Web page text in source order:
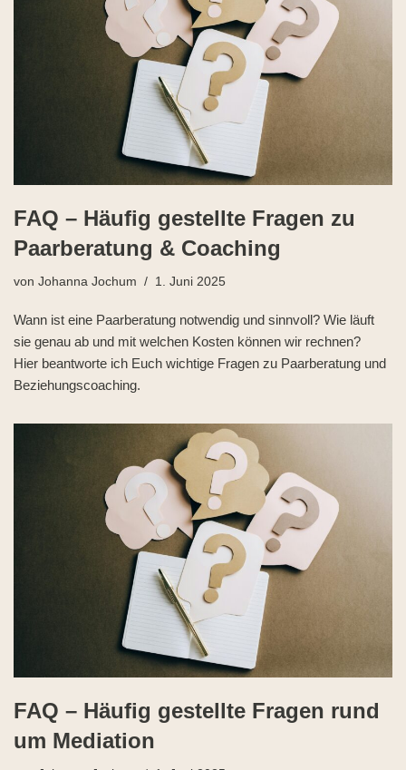
FAQ – Häufig gestellte Fragen zu
Paarberatung & Coaching
von Johanna Jochum 1. Juni 2025
Wann ist eine Paarberatung notwendig und sinnvoll? Wie läuft
sie genau ab und mit welchen Kosten können wir rechnen?
Hier beantworte ich Euch wichtige Fragen zu Paarberatung und
Beziehungscoaching.
FAQ – Häufig gestellte Fragen rund
um Mediation